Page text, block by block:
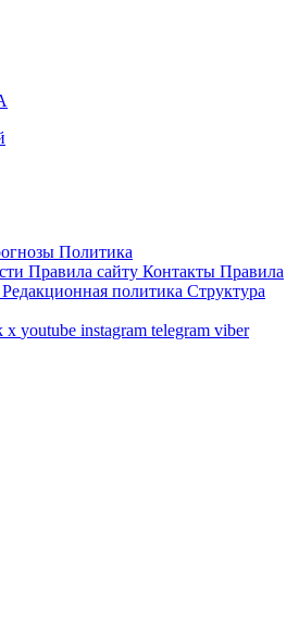
Политика
Правила сайту Контакты Правила
Редакционная политика Структура
x youtube instagram telegram viber